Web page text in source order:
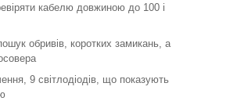
кабелю довжиною до 100 і
обривів, коротких замикань, а
9 світлодіодів, що показують